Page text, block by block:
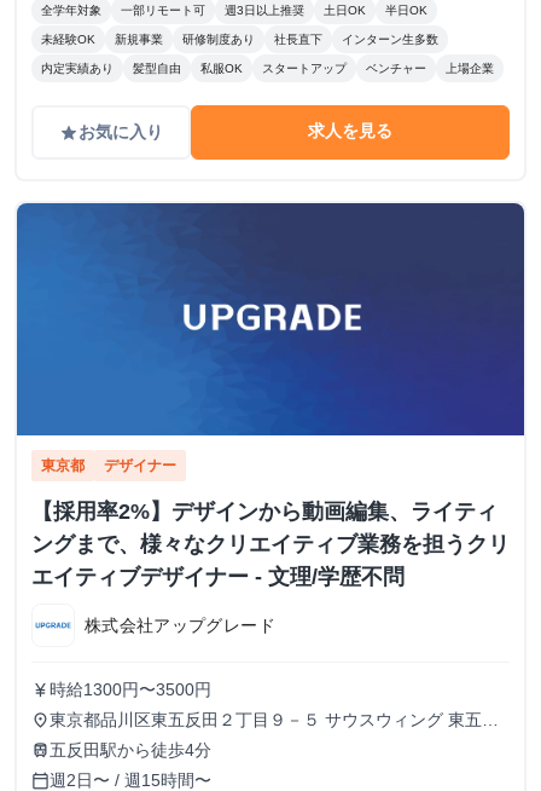
全学年対象 一部リモート可 週3日以上推奨 土日OK 半日OK
未経験OK 新規事業 研修制度あり 社長直下 インターン生多数
内定実績あり 髪型自由 私服OK スタートアップ ベンチャー 上場企業
gradeお気に入り 求人を見る
東京都 デザイナー
【採用率2%】デザインから動画編集、ライティ
ングまで、様々なクリエイティブ業務を担うクリ
エイティブデザイナー - 文理/学歴不問
株式会社アップグレード
currency_yen 時給1300円〜3500円
place東京都品川区東五反田２丁目９－５ サウスウィング 東五反
田５階
train 五反田駅から徒歩4分
calendar_today週2日〜 / 週15時間〜